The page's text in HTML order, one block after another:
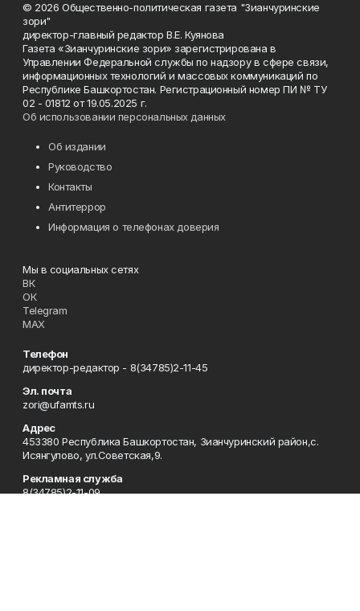
© 2026 Общественно-политическая газета "Зианчуринские
зори"
директор-главный редактор В.Е. Куянова
Газета «Зианчуринские зори» зарегистрирована в
Управлении Федеральной службы по надзору в сфере связи,
информационных технологий и массовых коммуникаций по
Республике Башкортостан. Регистрационный номер ПИ № ТУ
02 - 01812 от 19.05.2025 г.
Об использовании персональных данных
Об издании
Руководство
Контакты
Антитеррор
Информация о телефонах доверия
Мы в социальных сетях
ВК
ОК
Telegram
MAX
Телефон
директор-редактор - 8(34785)2-11-45
Эл. почта
zori@ufamts.ru
Адрес
453380 Республика Башкортостан, Зианчуринский район,с.
Исянгулово, ул.Советская,9.
Рекламная служба
8(34785)2-11-09